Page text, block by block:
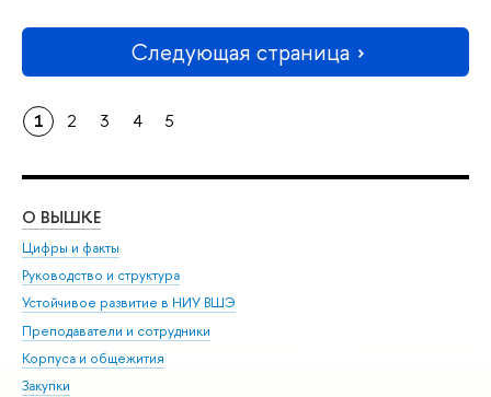
Следующая страница
1 2 3 4 5
О ВЫШКЕ
Цифры и факты
Руководство и структура
Устойчивое развитие в НИУ ВШЭ
Преподаватели и сотрудники
Корпуса и общежития
Закупки